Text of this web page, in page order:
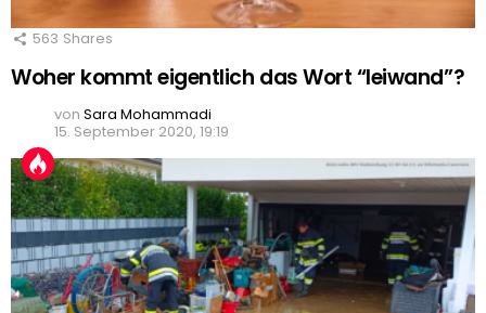
563 Shares
Woher kommt eigentlich das Wort “leiwand”?
von Sara Mohammadi
15. September 2020, 19:19